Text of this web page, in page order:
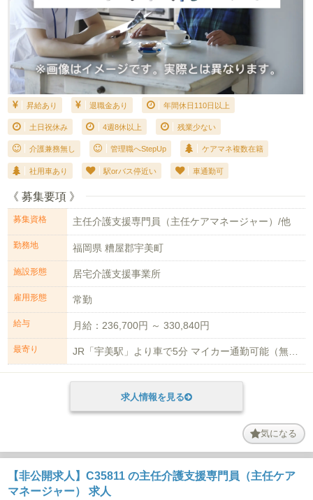
昇給あり 退職金あり 年間休日110日以上
土日祝休み 4週8休以上 残業少ない
介護兼務無し 管理職へStepUp ケアマネ複数在籍
社用車あり 駅orバス停近い 車通勤可
《 募集要項 》
募集資格 主任介護支援専門員（主任ケアマネージャー）/他
勤務地 福岡県 糟屋郡宇美町
施設形態 居宅介護支援事業所
雇用形態 常勤
給与 月給：236,700円 ～ 330,840円
最寄り
求人情報を見る
気になる
【非公開求人】C35811 の主任介護支援専門員（主任ケア
マネージャー） 求人